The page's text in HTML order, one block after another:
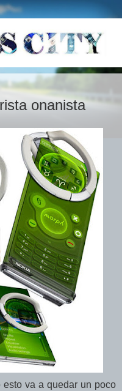
onanista
va a quedar un poco